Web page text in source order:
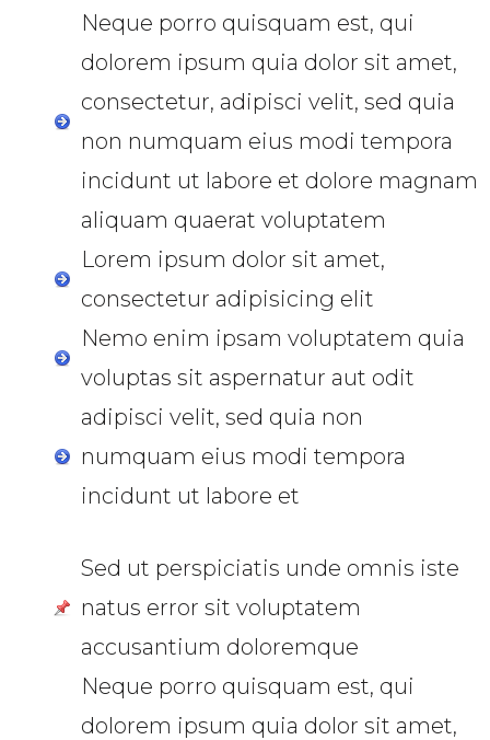
Neque porro quisquam est, qui
dolorem ipsum quia dolor sit amet,
consectetur, adipisci velit, sed quia
non numquam eius modi tempora
incidunt ut labore et dolore magnam
aliquam quaerat voluptatem
Lorem ipsum dolor sit amet,
consectetur adipisicing elit
Nemo enim ipsam voluptatem quia
voluptas sit aspernatur aut odit
adipisci velit, sed quia non
numquam eius modi tempora
incidunt ut labore et
Sed ut perspiciatis unde omnis iste
natus error sit voluptatem
accusantium doloremque
Neque porro quisquam est, qui
dolorem ipsum quia dolor sit amet,